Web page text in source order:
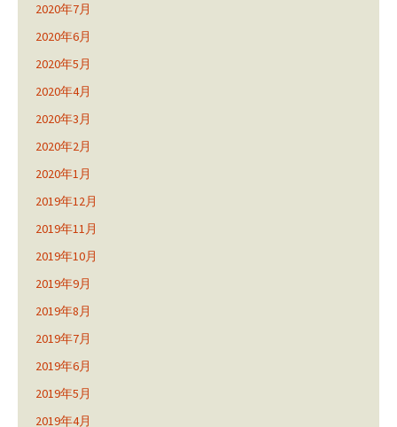
2020年7月
2020年6月
2020年5月
2020年4月
2020年3月
2020年2月
2020年1月
2019年12月
2019年11月
2019年10月
2019年9月
2019年8月
2019年7月
2019年6月
2019年5月
2019年4月